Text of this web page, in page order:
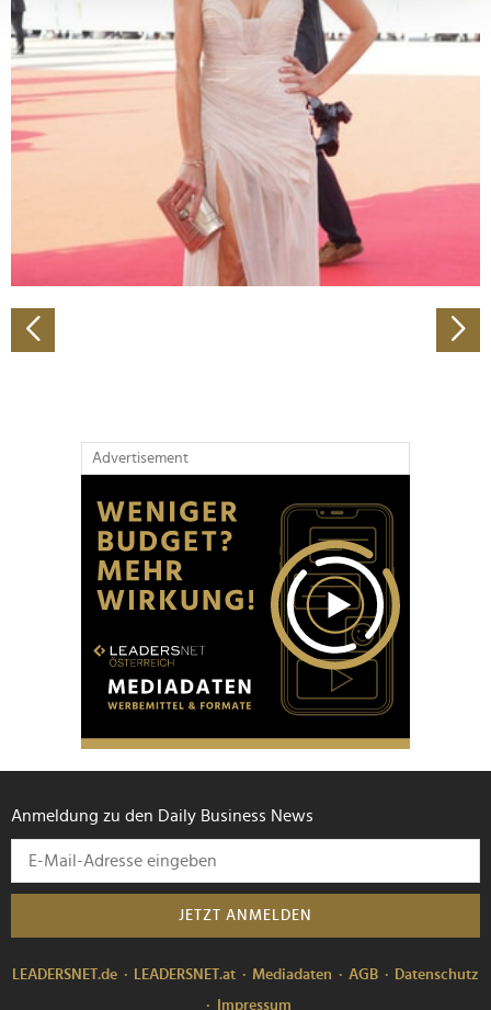
verarbeitet werden, und legen Sie Ihre Präferenzen im
Abschnitt Einzelheiten fest.
Wir verwenden Cookies, um Inhalte und Anzeigen zu
personalisieren, Funktionen für soziale Medien anbieten
zu können und die Zugriffe auf unsere Website zu
analysieren. Außerdem geben wir Informationen zu Ihrer
Verwendung unserer Website an unsere Partner für
soziale Medien, Werbung und Analysen weiter. Unsere
Partner führen diese Informationen möglicherweise mit
weiteren Daten zusammen, die Sie ihnen bereitgestellt
gesammelt haben.
Advertisement
Anmeldung zu den Daily Business News
JETZT ANMELDEN
LEADERSNET.de LEADERSNET.at Mediadaten AGB
Datenschutz
Impressum